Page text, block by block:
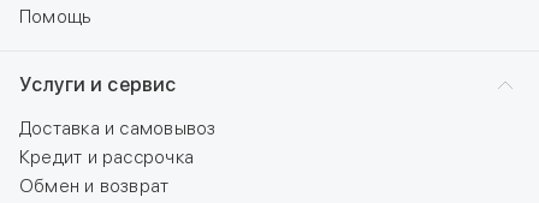
Помощь
Услуги и сервис
Доставка и самовывоз
Кредит и рассрочка
Обмен и возврат